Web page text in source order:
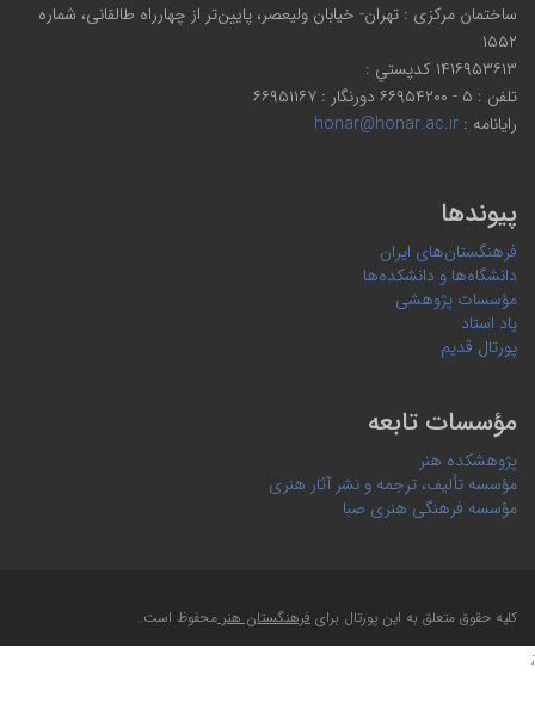
ساختمان مرکزی : تهران- خیابان ولیعصر، پایین‌تر از چهارراه طالقانی، شماره
۱۵۵۲
۱۴۱۶۹۵۳۶۱۳ كدپستي :
تلفن : ۵ - ۶۶۹۵۴۲۰۰ دورنگار : ۶۶۹۵۱۱۶۷
رایانامه :honar@honar.ac.ir
پیوندها
فرهنگستان‌های ایران
دانشگاه‌ها و دانشکده‌ها
مؤسسات پژوهشی
یاد استاد
پورتال قدیم
مؤسسات تابعه
پژوهشکده هنر
مؤسسه تألیف، ترجمه و نشر آثار هنری
مؤسسه فرهنگی هنری صبا
کلیه حقوق متعلق به این پورتال برایفرهنگستان هنرمحفوظ است.